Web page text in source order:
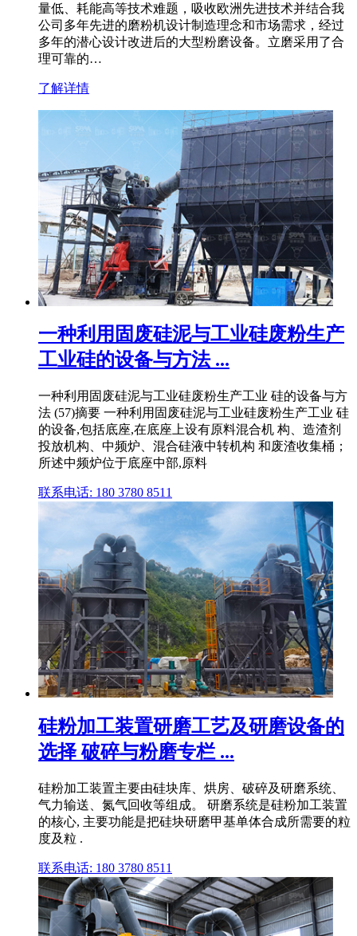
量低、耗能高等技术难题，吸收欧洲先进技术并结合我
公司多年先进的磨粉机设计制造理念和市场需求，经过
多年的潜心设计改进后的大型粉磨设备。立磨采用了合
理可靠的…
了解详情
一种利用固废硅泥与工业硅废粉生产
工业硅的设备与方法 ...
一种利用固废硅泥与工业硅废粉生产工业 硅的设备与方
法 (57)摘要 一种利用固废硅泥与工业硅废粉生产工业 硅
的设备,包括底座,在底座上设有原料混合机 构、造渣剂
投放机构、中频炉、混合硅液中转机构 和废渣收集桶；
所述中频炉位于底座中部,原料
联系电话: 180 3780 8511
硅粉加工装置研磨工艺及研磨设备的
选择 破碎与粉磨专栏 ...
硅粉加工装置主要由硅块库、烘房、破碎及研磨系统、
气力输送、氮气回收等组成。 研磨系统是硅粉加工装置
的核心, 主要功能是把硅块研磨甲基单体合成所需要的粒
度及粒 .
联系电话: 180 3780 8511